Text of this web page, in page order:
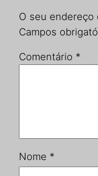
O seu endereço
Campos
Comentário *
Nome *